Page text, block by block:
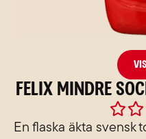
Felix Mindre

En flaska äkta svensk